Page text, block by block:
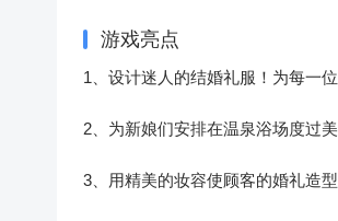
游戏亮点
1、设计迷人的结婚礼服！为每一
2、为新娘们安排在温泉浴场度过
3、用精美的妆容使顾客的婚礼造型